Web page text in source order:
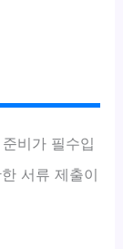
비가 필수입
서류 제출이